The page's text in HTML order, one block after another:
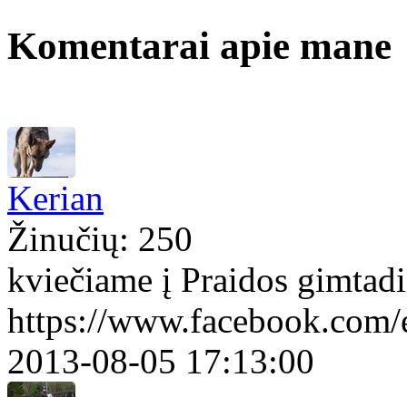
Komentarai apie mane
Kerian
Žinučių: 250
kviečiame į Praidos
https://
2013-08-05 17:13:00